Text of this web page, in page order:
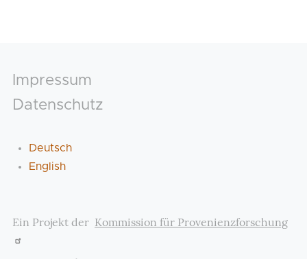
Footer
Impressum
Datenschutz
Deutsch
English
Ein Projekt der Kommission für Provenienzforschung